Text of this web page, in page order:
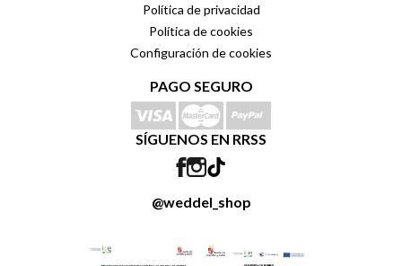
Política de privacidad
Política de cookies
Configuración de cookies
PAGO SEGURO
SÍGUENOS EN RRSS
@weddel_shop